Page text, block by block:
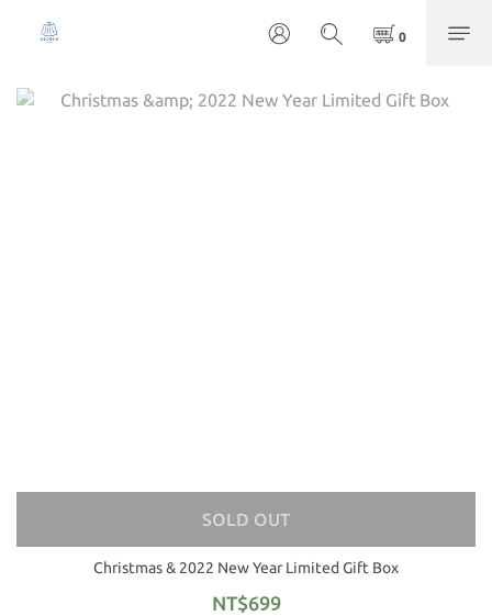
SOLD OUT
Christmas & 2022 New Year Limited Gift Box
NT$699